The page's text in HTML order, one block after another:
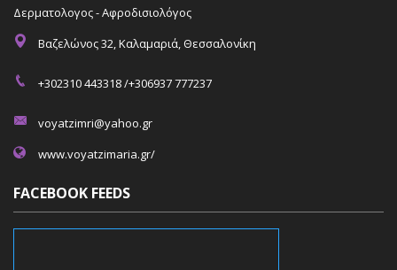
Δερματολογος - Αφροδισιολόγος
Βαζελώνος 32, Καλαμαριά, Θεσσαλονίκη
+302310 443318 /+306937 777237
voyatzimri@yahoo.gr
www.voyatzimaria.gr/
FACEBOOK FEEDS